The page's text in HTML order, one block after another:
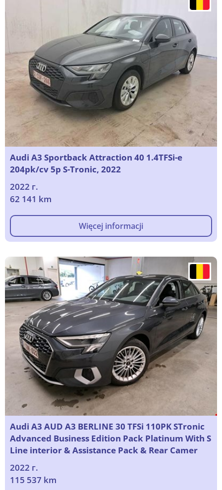
Audi A3 Sportback Attraction 40 1.4TFSi-e
204pk/cv 5p S-Tronic, 2022
2022 г.
62 141 km
Więcej informacji
Audi A3 AUD A3 BERLINE 30 TFSi 110PK STronic
Advanced Business Edition Pack Platinum With S
Line interior & Assistance Pack & Rear Camer
2022 г.
115 537 km